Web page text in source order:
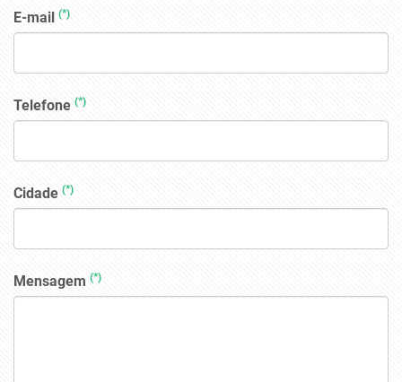
E-mail (*)
Telefone (*)
Cidade (*)
Mensagem (*)